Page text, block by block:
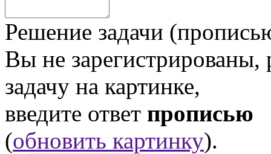
Решение задачи
Вы не
задачу на картинке,
введите ответ прописью
(обновить картинку).